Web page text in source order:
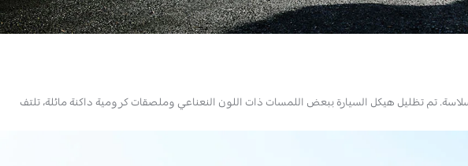
تم تظليل هيكل السيارة ببعض اللمسات ذات اللون النعناعي وملصقات كرومية داكنة مائلة، تلتف